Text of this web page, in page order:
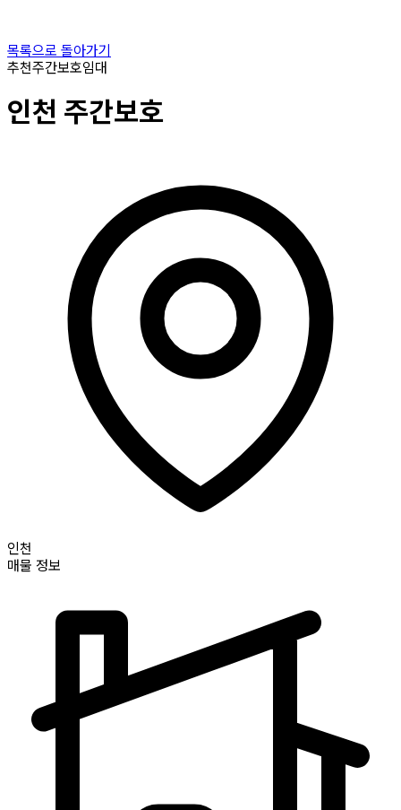
목록으로 돌아가기
추천주간보호임대
인천 주간보호
인천
매물 정보